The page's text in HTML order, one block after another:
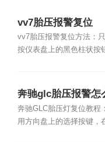
vv7胎压报警复位
vv7胎压报警复位方法：
按仪表盘上的黑色柱状按
奔驰glc胎压报警怎
奔驰GLC胎压灯复位教程
用方向盘上的选择按键，